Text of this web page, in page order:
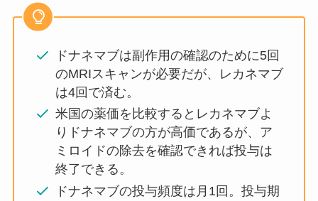
ドナネマブは副作用の確認のために5回
のMRIスキャンが必要だが、レカネマブ
は4回で済む。
米国の薬価を比較するとレカネマブよ
りドナネマブの方が高価であるが、ア
ミロイドの除去を確認できれば投与は
終了できる。
ドナネマブの投与頻度は月1回。投与期